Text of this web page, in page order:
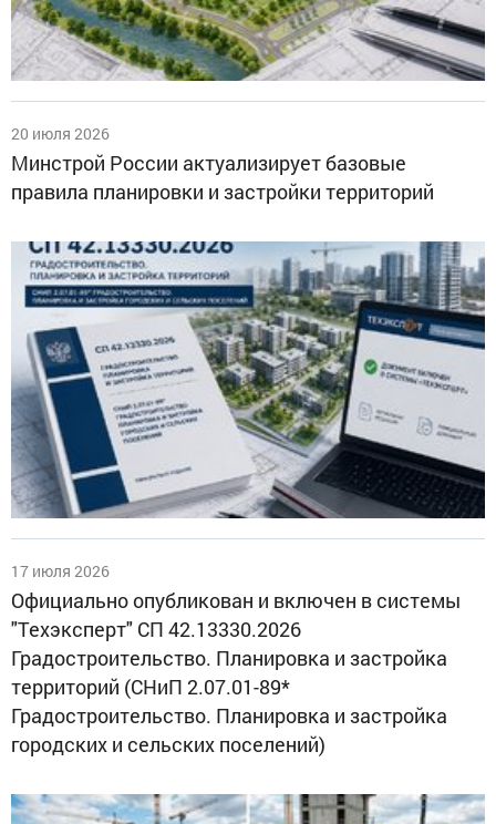
20 июля 2026
Минстрой России актуализирует базовые
правила планировки и застройки территорий
17 июля 2026
Официально опубликован и включен в системы
"Техэксперт" СП 42.13330.2026
Градостроительство. Планировка и застройка
территорий (СНиП 2.07.01-89*
Градостроительство. Планировка и застройка
городских и сельских поселений)